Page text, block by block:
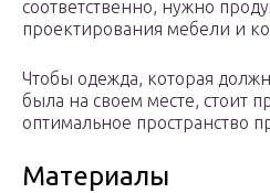
соответственно, нужно
проектирования мебели и
Чтобы одежда, которая
была на своем месте, стоит
оптимальное пространство
Материалы